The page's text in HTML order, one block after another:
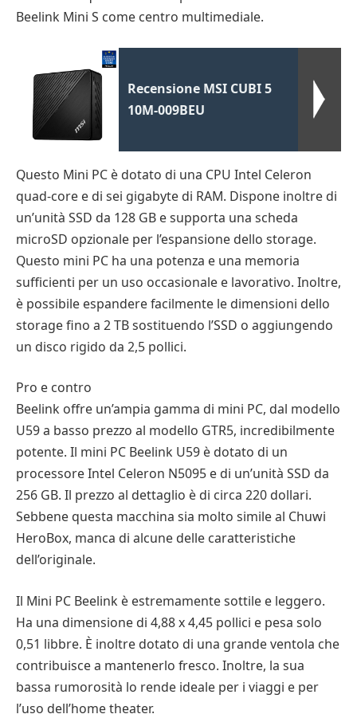
Beelink Mini S come centro multimediale.
Recensione MSI CUBI 5
10M-009BEU
Questo Mini PC è dotato di una CPU Intel Celeron
quad-core e di sei gigabyte di RAM. Dispone inoltre di
un’unità SSD da 128 GB e supporta una scheda
microSD opzionale per l’espansione dello storage.
Questo mini PC ha una potenza e una memoria
sufficienti per un uso occasionale e lavorativo. Inoltre,
è possibile espandere facilmente le dimensioni dello
storage fino a 2 TB sostituendo l’SSD o aggiungendo
un disco rigido da 2,5 pollici.
Pro e contro
Beelink offre un’ampia gamma di mini PC, dal modello
U59 a basso prezzo al modello GTR5, incredibilmente
potente. Il mini PC Beelink U59 è dotato di un
processore Intel Celeron N5095 e di un’unità SSD da
256 GB. Il prezzo al dettaglio è di circa 220 dollari.
Sebbene questa macchina sia molto simile al Chuwi
HeroBox, manca di alcune delle caratteristiche
dell’originale.
Il Mini PC Beelink è estremamente sottile e leggero.
Ha una dimensione di 4,88 x 4,45 pollici e pesa solo
0,51 libbre. È inoltre dotato di una grande ventola che
contribuisce a mantenerlo fresco. Inoltre, la sua
bassa rumorosità lo rende ideale per i viaggi e per
l’uso dell’home theater.